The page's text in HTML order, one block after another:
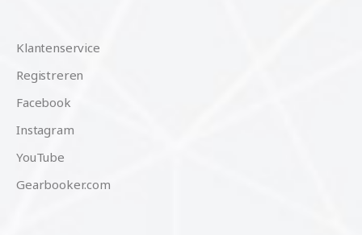
Klantenservice
Registreren
Facebook
Instagram
YouTube
Gearbooker.com